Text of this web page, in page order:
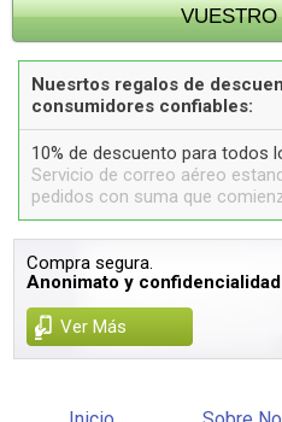
Nuesrtos regalos de
consumidores confiables:
10% de descuento para todos
Servicio de correo aéreo
pedidos con suma que
Compra segura.
Anonimato y confidencialidad
Ver Más